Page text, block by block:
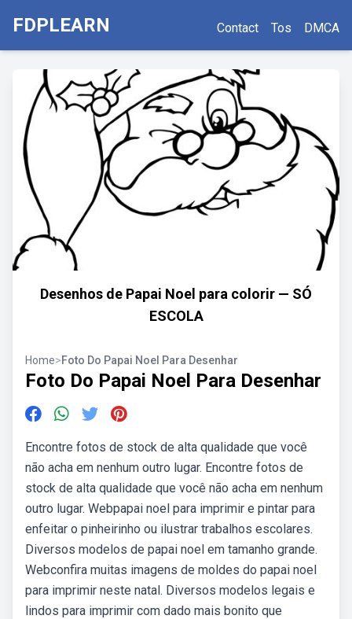
FDPLEARN Contact Tos DMCA
Desenhos de Papai Noel para colorir — SÓ
ESCOLA
Home>Foto Do Papai Noel Para Desenhar
Foto Do Papai Noel Para Desenhar
Encontre fotos de stock de alta qualidade que você
não acha em nenhum outro lugar. Encontre fotos de
stock de alta qualidade que você não acha em nenhum
outro lugar. Webpapai noel para imprimir e pintar para
enfeitar o pinheirinho ou ilustrar trabalhos escolares.
Diversos modelos de papai noel em tamanho grande.
Webconfira muitas imagens de moldes do papai noel
para imprimir neste natal. Diversos modelos legais e
lindos para imprimir com dado mais bonito que